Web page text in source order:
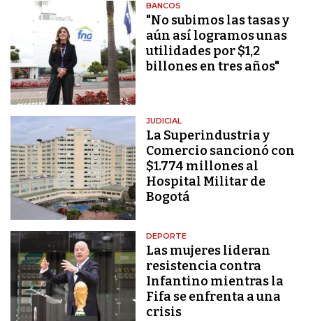
BANCOS
"No subimos las tasas y
aún así logramos unas
utilidades por $1,2
billones en tres años"
JUDICIAL
La Superindustria y
Comercio sancionó con
$1.774 millones al
Hospital Militar de
Bogotá
DEPORTE
Las mujeres lideran
resistencia contra
Infantino mientras la
Fifa se enfrenta a una
crisis